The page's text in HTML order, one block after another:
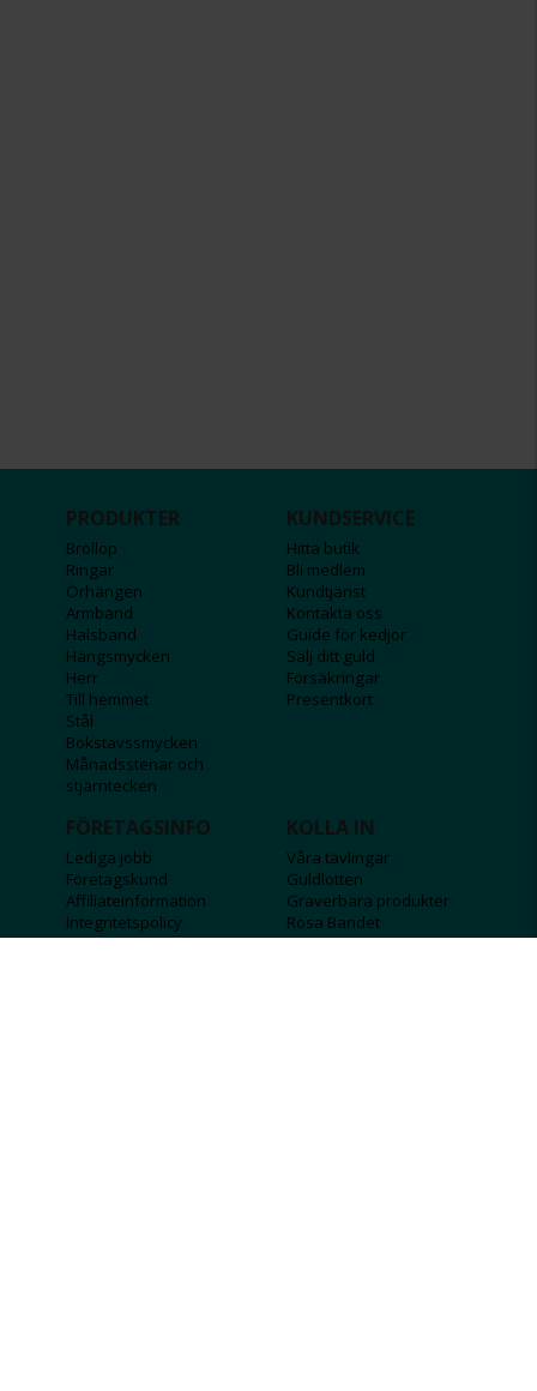
PRODUKTER
Bröllop
Ringar
Örhängen
Armband
Halsband
Hängsmycken
Herr
Till hemmet
Stål
Bokstavssmycken
Månadsstenar och
stjärntecken
KUNDSERVICE
Hitta butik
Bli medlem
Kundtjänst
Kontakta oss
Guide för kedjor
Sälj ditt guld
Försäkringar
Presentkort
FÖRETAGSINFO
Lediga jobb
Företagskund
Affiliateinformation
Integritetspolicy
Köpvillkor
KOLLA IN
Våra tävlingar
Guldlotten
Graverbara produkter
Rosa Bandet
Wolt